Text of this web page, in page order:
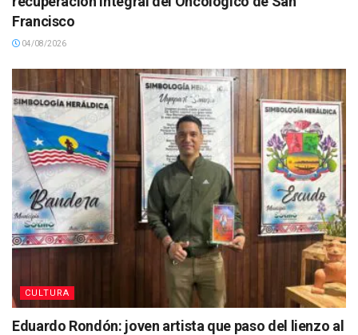
Francisco
04/08/2026
CULTURA
Eduardo Rondón: joven artista que paso del lienzo al